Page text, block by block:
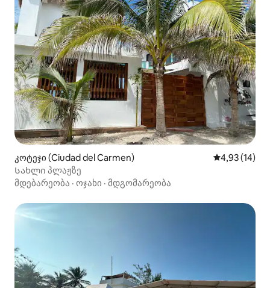
კოტეჯი (Ciudad del Carmen) საშუალო
4,93 (14)
Სახლი პლაჟზე
მდებარეობა · ოჯახი · მდგომარეობა